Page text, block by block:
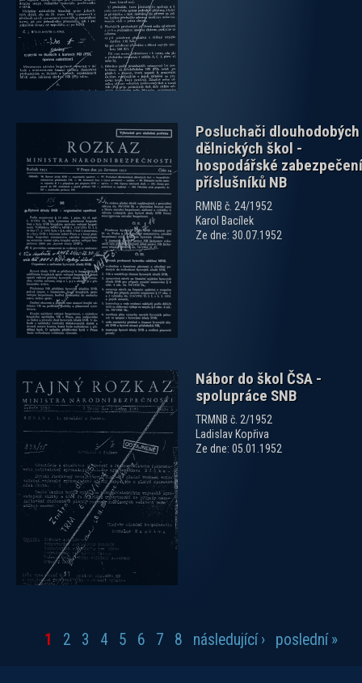
Posluchači dlouhodobých
dělnických škol -
hospodářské zabezpečení
příslušníků NB
RMNB č. 24/1952
Karol Bacílek
Ze dne: 30.07.1952
Nábor do škol ČSA -
spolupráce SNB
TRMNB č. 2/1952
Ladislav Kopřiva
Ze dne: 05.01.1952
zobrazit PDF dokument
1 2 3 4 5 6 7 8 následující › poslední »